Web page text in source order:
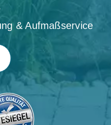
& Aufmaßservice